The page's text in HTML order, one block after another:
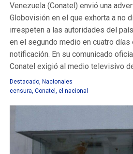
Venezuela (Conatel) envió una
Globovisión en el que exhorta a no
irrespeten a las autoridades del
en el segundo medio en cuatro días
notificación. En su comunicado
Conatel exigió al medio televisivo
Destacado Nacionales
censura Conatel el nacional